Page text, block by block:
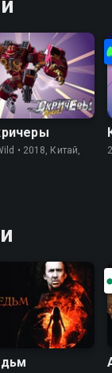
• 2018, Китай,